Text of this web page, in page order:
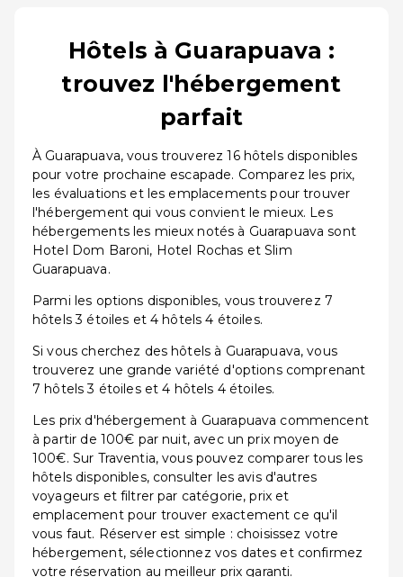
Hôtels à Guarapuava :
trouvez l'hébergement
parfait
À Guarapuava, vous trouverez 16 hôtels disponibles
pour votre prochaine escapade. Comparez les prix,
les évaluations et les emplacements pour trouver
l'hébergement qui vous convient le mieux. Les
hébergements les mieux notés à Guarapuava sont
Hotel Dom Baroni, Hotel Rochas et Slim
Guarapuava.
Parmi les options disponibles, vous trouverez 7
hôtels 3 étoiles et 4 hôtels 4 étoiles.
Si vous cherchez des hôtels à Guarapuava, vous
trouverez une grande variété d'options comprenant
7 hôtels 3 étoiles et 4 hôtels 4 étoiles.
Les prix d'hébergement à Guarapuava commencent
à partir de 100€ par nuit, avec un prix moyen de
100€. Sur Traventia, vous pouvez comparer tous les
hôtels disponibles, consulter les avis d'autres
voyageurs et filtrer par catégorie, prix et
emplacement pour trouver exactement ce qu'il
vous faut. Réserver est simple : choisissez votre
hébergement, sélectionnez vos dates et confirmez
votre réservation au meilleur prix garanti.